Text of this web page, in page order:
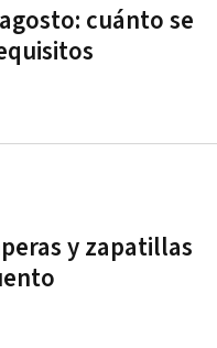
cuánto se
y zapatillas